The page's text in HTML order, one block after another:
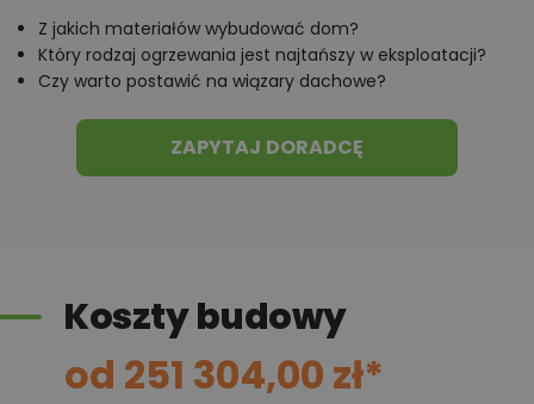
Z jakich materiałów wybudować dom?
Który rodzaj ogrzewania jest najtańszy w eksploatacji?
Czy warto postawić na wiązary dachowe?
ZAPYTAJ DORADCĘ
Koszty budowy
od 251 304,00 zł*